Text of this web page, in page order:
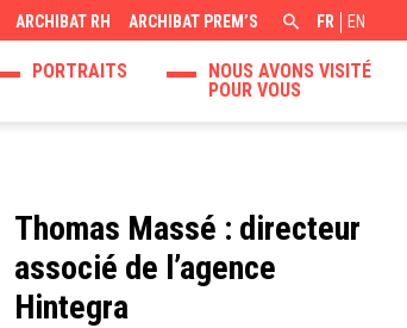
ARCHIBAT RH ARCHIBAT PREM’S FR EN
PORTRAITS
NOUS AVONS VISITÉ
POUR VOUS
Thomas Massé : directeur
associé de l’agence
Hintegra